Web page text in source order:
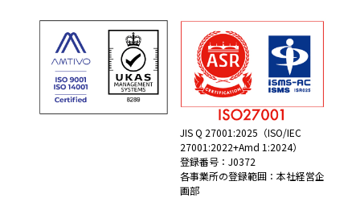
JIS Q 27001:2025（ISO/IEC
27001:2022+Amd 1:2024）
登録番号：J0372
各事業所の登録範囲：本社経営企
画部